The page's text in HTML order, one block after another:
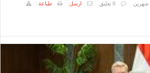
شهرين 0 تعليق ارسل
طباعة